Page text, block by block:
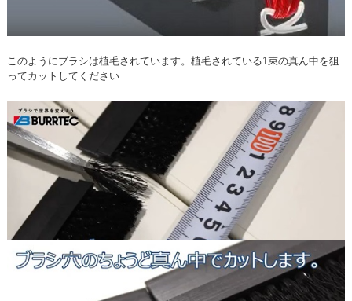
このようにブラシは植毛されています。植毛されている1束の真ん中を狙
ってカットしてください